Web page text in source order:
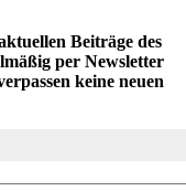
Beiträge des
per Newsletter
keine neuen